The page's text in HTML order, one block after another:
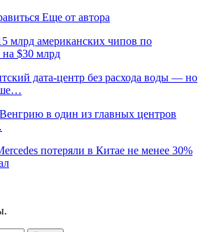
Еще от автора
млрд американских чипов по
на $30 млрд
дата-центр без расхода воды — но
в один из главных центров
потеряли в Китае не менее 30%